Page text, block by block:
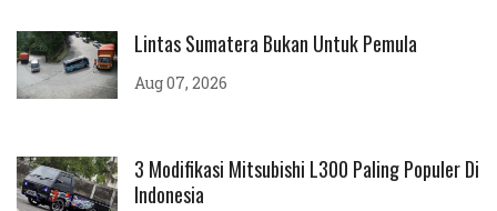
Lintas Sumatera Bukan Untuk Pemula
Aug 07, 2026
3 Modifikasi Mitsubishi L300 Paling Populer Di
Indonesia